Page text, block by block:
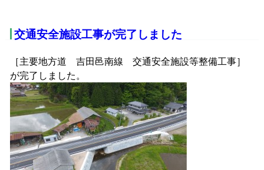
交通安全施設工事が完了しました
［主要地方道 吉田邑南線 交通安全施設等整備工事］
が完了しました。